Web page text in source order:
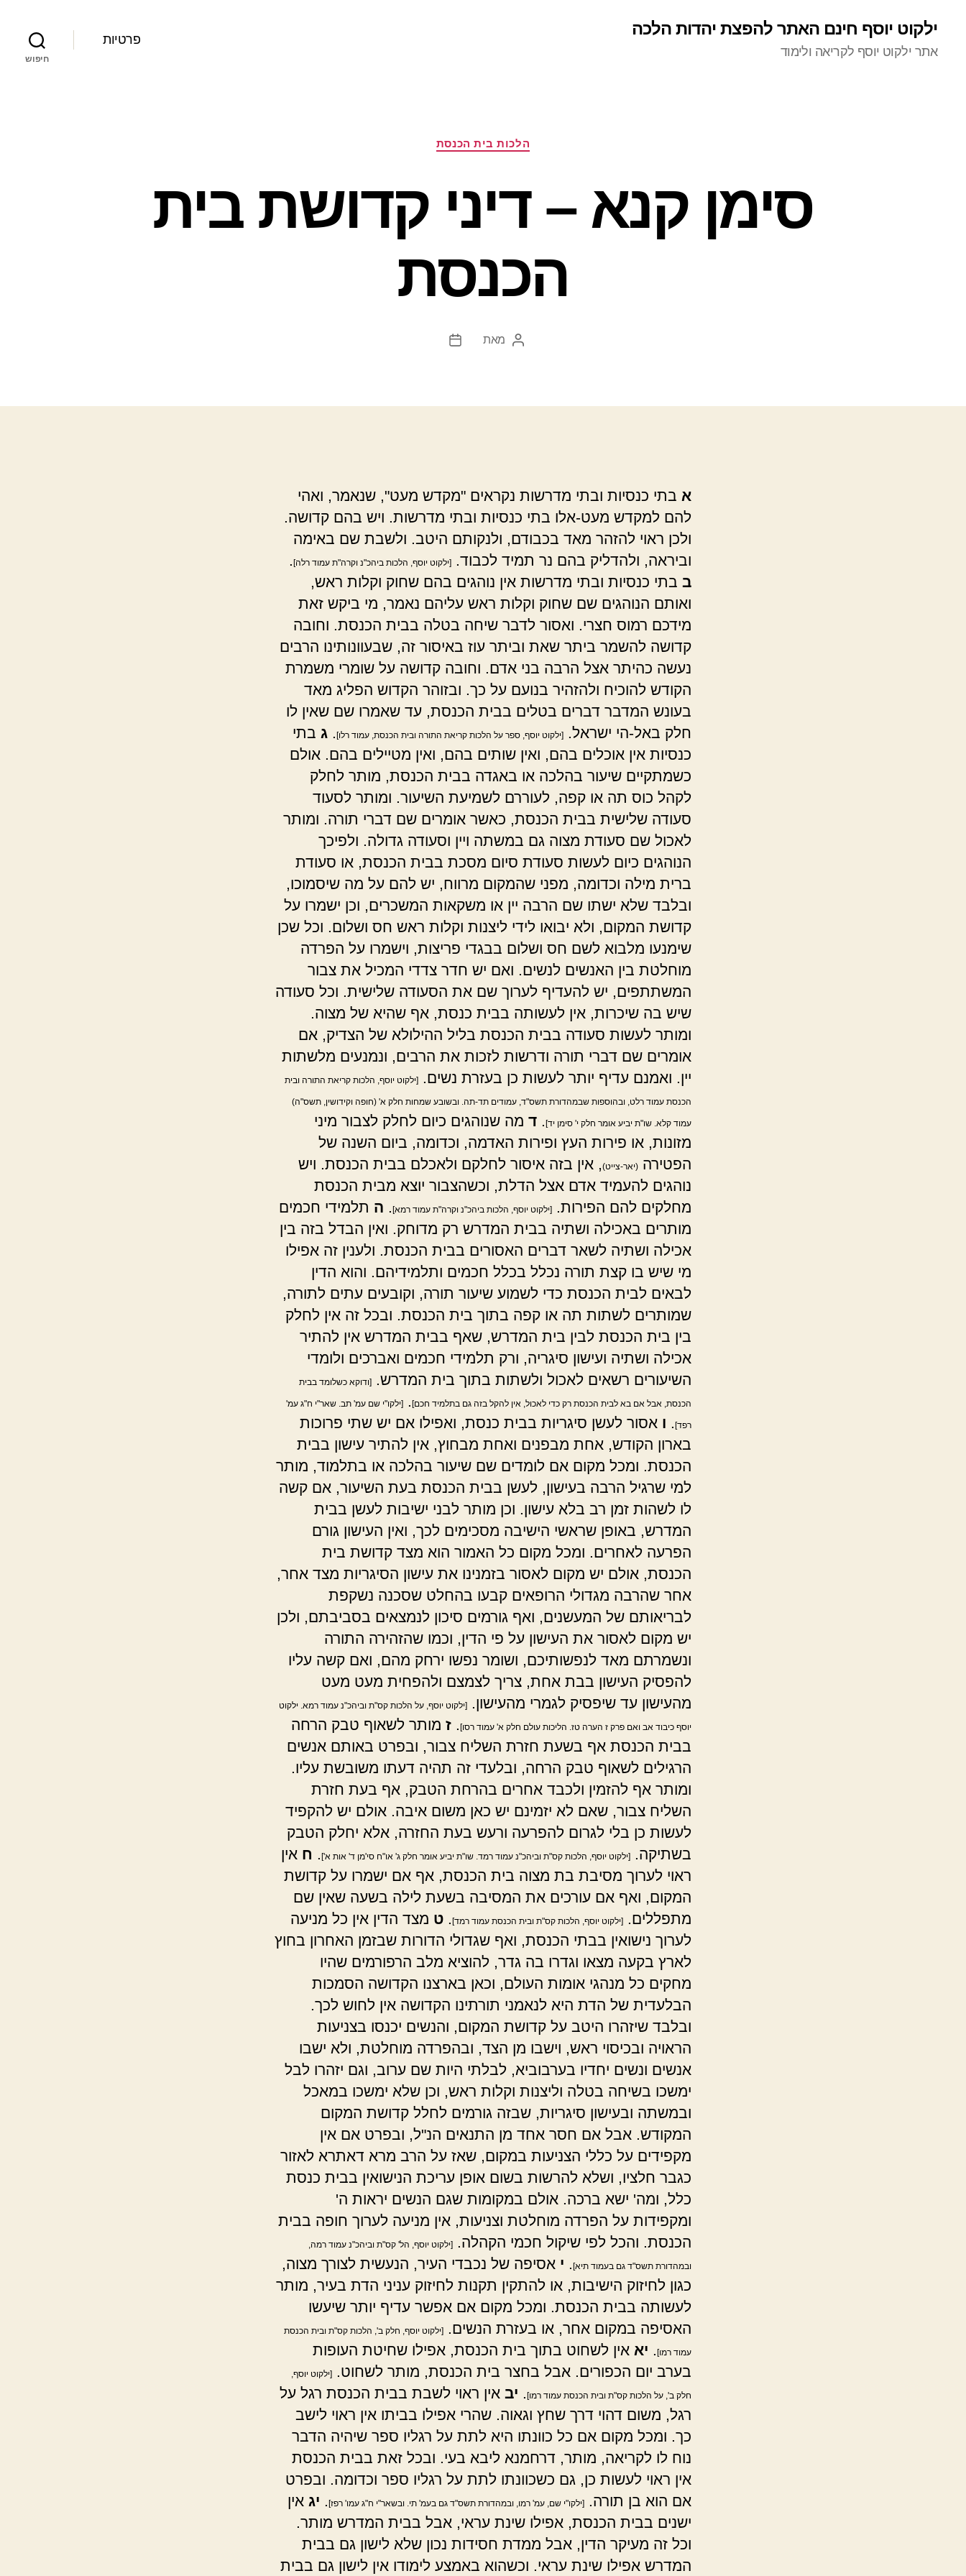
ילקוט יוסף חינם האתר להפצת יהדות הלכה
אתר ילקוט יוסף לקריאה ולימוד
פרטיות
חיפוש
קטגוריות
הלכות בית הכנסת
סימן קנא – דיני קדושת בית
הכנסת
המחבר
מאת
תאריך
א בתי כנסיות ובתי מדרשות נקראים "מקדש מעט", שנאמר, ואהי
להם למקדש מעט-אלו בתי כנסיות ובתי מדרשות. ויש בהם קדושה.
ולכן ראוי להזהר מאד בכבודם, ולנקותם היטב. ולשבת שם באימה
וביראה, ולהדליק בהם נר תמיד לכבוד.
[ילקוט יוסף, הלכות ביהכ"נ וקרה"ת עמוד רלה]
ב בתי כנסיות ובתי מדרשות אין נוהגים בהם שחוק וקלות ראש,
ואותם הנוהגים שם שחוק וקלות ראש עליהם נאמר, מי ביקש זאת
מידכם רמוס חצרי. ואסור לדבר שיחה בטלה בבית הכנסת. וחובה
קדושה להשמר ביתר שאת וביתר עוז באיסור זה, שבעוונותינו הרבים
נעשה כהיתר אצל הרבה בני אדם. וחובה קדושה על שומרי משמרת
הקודש להוכיח ולהזהיר בנועם על כך. ובזוהר הקדוש הפליג מאד
בעונש המדבר דברים בטלים בבית הכנסת, עד שאמרו שם שאין לו
חלק באל-הי ישראל.
[ילקוט יוסף, ספר על הלכות קריאת התורה ובית הכנסת, עמוד רלו] ג בתי
כנסיות אין אוכלים בהם, ואין שותים בהם, ואין מטיילים בהם. אולם
כשמתקיים שיעור בהלכה או באגדה בבית הכנסת, מותר לחלק
לקהל כוס תה או קפה, לעוררם לשמיעת השיעור. ומותר לסעוד
סעודה שלישית בבית הכנסת, כאשר אומרים שם דברי תורה. ומותר
לאכול שם סעודת מצוה גם במשתה ויין וסעודה גדולה. ולפיכך
הנוהגים כיום לעשות סעודת סיום מסכת בבית הכנסת, או סעודת
ברית מילה וכדומה, מפני שהמקום מרווח, יש להם על מה שיסמוכו,
ובלבד שלא ישתו שם הרבה יין או משקאות המשכרים, וכן ישמרו על
קדושת המקום, ולא יבואו לידי ליצנות וקלות ראש חס ושלום. וכל שכן
שימנעו מלבוא לשם חס ושלום בבגדי פריצות, וישמרו על הפרדה
מוחלטת בין האנשים לנשים. ואם יש חדר צדדי המכיל את צבור
המשתתפים, יש להעדיף לערוך שם את הסעודה שלישית. וכל סעודה
שיש בה שיכרות, אין לעשותה בבית כנסת, אף שהיא של מצוה.
ומותר לעשות סעודה בבית הכנסת בליל ההילולא של הצדיק, אם
אומרים שם דברי תורה ודרשות לזכות את הרבים, ונמנעים מלשתות
יין. ואמנם עדיף יותר לעשות כן בעזרת נשים.
[ילקוט יוסף, הלכות קריאת התורה ובית
הכנסת עמוד רלט, ובהוספות שבמהדורת תשס"ד, עמודים תד-תה. ובשובע שמחות חלק א' (חופה וקידושין, תשס"ה)
עמוד קלא. שו"ת יביע אומר חלק י' סימן יד] ד מה שנוהגים כיום לחלק לצבור מיני
מזונות, או פירות העץ ופירות האדמה, וכדומה, ביום השנה של
הפטירה (יאר-צייט)
, אין בזה איסור לחלקם ולאכלם בבית הכנסת. ויש
נוהגים להעמיד אדם אצל הדלת, וכשהצבור יוצא מבית הכנסת
מחלקים להם הפירות.
[ילקוט יוסף, הלכות ביהכ"נ וקרה"ת עמוד רמא] ה תלמידי חכמים
מותרים באכילה ושתיה בבית המדרש רק מדוחק. ואין הבדל בזה בין
אכילה ושתיה לשאר דברים האסורים בבית הכנסת. ולענין זה אפילו
מי שיש בו קצת תורה נכלל בכלל חכמים ותלמידיהם. והוא הדין
לבאים לבית הכנסת כדי לשמוע שיעור תורה, וקובעים עתים לתורה,
שמותרים לשתות תה או קפה בתוך בית הכנסת. ובכל זה אין לחלק
בין בית הכנסת לבין בית המדרש, שאף בבית המדרש אין להתיר
אכילה ושתיה ועישון סיגריה, ורק תלמידי חכמים ואברכים ולומדי
השיעורים רשאים לאכול ולשתות בתוך בית המדרש.
[ודוקא כשלומד בבית
הכנסת, אבל אם בא לבית הכנסת רק כדי לאכול, אין להקל בזה גם בתלמיד חכם] [ילקו"י שם עמ' תב. שאר"י ח"ג עמ'
רפד] ו אסור לעשן סיגריות בבית כנסת, ואפילו אם יש שתי פרוכות
בארון הקודש, אחת מבפנים ואחת מבחוץ, אין להתיר עישון בבית
הכנסת. ומכל מקום אם לומדים שם שיעור בהלכה או בתלמוד, מותר
למי שרגיל הרבה בעישון, לעשן בבית הכנסת בעת השיעור, אם קשה
לו לשהות זמן רב בלא עישון. וכן מותר לבני ישיבות לעשן בבית
המדרש, באופן שראשי הישיבה מסכימים לכך, ואין העישון גורם
הפרעה לאחרים. ומכל מקום כל האמור הוא מצד קדושת בית
הכנסת, אולם יש מקום לאסור בזמנינו את עישון הסיגריות מצד אחר,
אחר שהרבה מגדולי הרופאים קבעו בהחלט שסכנה נשקפת
לבריאותם של המעשנים, ואף גורמים סיכון לנמצאים בסביבתם, ולכן
יש מקום לאסור את העישון על פי הדין, וכמו שהזהירה התורה
ונשמרתם מאד לנפשותיכם, ושומר נפשו ירחק מהם, ואם קשה עליו
להפסיק העישון בבת אחת, צריך לצמצם ולהפחית מעט מעט
מהעישון עד שיפסיק לגמרי מהעישון.
[ילקוט יוסף, על הלכות קס"ת וביהכ"נ עמוד רמא. ילקוט
יוסף כיבוד אב ואם פרק ז הערה טז. הליכות עולם חלק א' עמוד רסו] ז מותר לשאוף טבק הרחה
בבית הכנסת אף בשעת חזרת השליח צבור, ובפרט באותם אנשים
הרגילים לשאוף טבק הרחה, ובלעדי זה תהיה דעתו משובשת עליו.
ומותר אף להזמין ולכבד אחרים בהרחת הטבק, אף בעת חזרת
השליח צבור, שאם לא יזמינם יש כאן משום איבה. אולם יש להקפיד
לעשות כן בלי לגרום להפרעה ורעש בעת החזרה, אלא יחלק הטבק
בשתיקה.
[ילקוט יוסף, הלכות קס"ת וביהכ"נ עמוד רמד. שו"ת יביע אומר חלק ג' או"ח סי'מן ד' אות א'] ח אין
ראוי לערוך מסיבת בת מצוה בית הכנסת, אף אם ישמרו על קדושת
המקום, ואף אם עורכים את המסיבה בשעת לילה בשעה שאין שם
מתפללים.
[ילקוט יוסף, הלכות קס"ת ובית הכנסת עמוד רמד] ט מצד הדין אין כל מניעה
לערוך נישואין בבתי הכנסת, ואף שגדולי הדורות שבזמן האחרון בחוץ
לארץ בקעה מצאו וגדרו בה גדר, להוציא מלב הרפורמים שהיו
מחקים כל מנהגי אומות העולם, וכאן בארצנו הקדושה הסמכות
הבלעדית של הדת היא לנאמני תורתינו הקדושה אין לחוש לכך.
ובלבד שיזהרו היטב על קדושת המקום, והנשים יכנסו בצניעות
הראויה ובכיסוי ראש, וישבו מן הצד, ובהפרדה מוחלטת, ולא ישבו
אנשים ונשים יחדיו בערבוביא, לבלתי היות שם ערוב, וגם יזהרו לבל
ימשכו בשיחה בטלה וליצנות וקלות ראש, וכן שלא ימשכו במאכל
ובמשתה ובעישון סיגריות, שבזה גורמים לחלל קדושת המקום
המקודש. אבל אם חסר אחד מן התנאים הנ"ל, ובפרט אם אין
מקפידים על כללי הצניעות במקום, שאז על הרב מרא דאתרא לאזור
כגבר חלציו, ושלא להרשות בשום אופן עריכת הנישואין בבית כנסת
כלל, ומה' ישא ברכה. אולם במקומות שגם הנשים יראות ה'
ומקפידות על הפרדה מוחלטת וצניעות, אין מניעה לערוך חופה בבית
הכנסת. והכל לפי שיקול חכמי הקהלה.
[ילקוט יוסף, הל' קס"ת וביהכ"נ עמוד רמה,
ובמהדורת תשס"ד גם בעמוד תיא] י אסיפה של נכבדי העיר, הנעשית לצורך מצוה,
כגון לחיזוק הישיבות, או להתקין תקנות לחיזוק עניני הדת בעיר, מותר
לעשותה בבית הכנסת. ומכל מקום אם אפשר עדיף יותר שיעשו
האסיפה במקום אחר, או בעזרת הנשים.
[ילקוט יוסף, חלק ב', הלכות קס"ת ובית הכנסת
עמוד רמו] יא אין לשחוט בתוך בית הכנסת, אפילו שחיטת העופות
בערב יום הכפורים. אבל בחצר בית הכנסת, מותר לשחוט.
[ילקוט יוסף,
חלק ב', על הלכות קס"ת ובית הכנסת עמוד רמו] יב אין ראוי לשבת בבית הכנסת רגל על
רגל, משום דהוי דרך שחץ וגאוה. שהרי אפילו בביתו אין ראוי לישב
כך. ומכל מקום אם כל כוונתו היא לתת על רגליו ספר שיהיה הדבר
נוח לו לקריאה, מותר, דרחמנא ליבא בעי. ובכל זאת בבית הכנסת
אין ראוי לעשות כן, גם כשכוונתו לתת על רגליו ספר וכדומה. ובפרט
אם הוא בן תורה.
[ילקו"י שם, עמ' רמו, ובמהדורת תשס"ד גם בעמ' תי. ובשאר"י ח"ג עמו' רפז] יג אין
ישנים בבית הכנסת, אפילו שינת עראי, אבל בבית המדרש מותר.
וכל זה מעיקר הדין, אבל ממדת חסידות נכון שלא לישון גם בבית
המדרש אפילו שינת עראי. וכשהוא באמצע לימודו אין לישון גם בבית